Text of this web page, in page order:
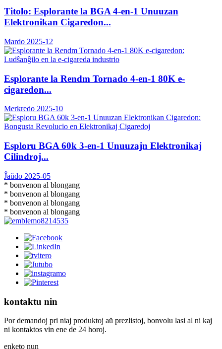
Titolo: Esplorante la BGA 4-en-1 Unuuzan
Elektronikan Cigaredon...
Mardo 2025-12
Esplorante la Rendm Tornado 4-en-1 80K e-
cigaredon...
Merkredo 2025-10
Esploru BGA 60k 3-en-1 Unuuzajn Elektronikaj
Cilindroj...
Ĵaŭdo 2025-05
* bonvenon al blongang
* bonvenon al blongang
* bonvenon al blongang
* bonvenon al blongang
kontaktu nin
Por demandoj pri niaj produktoj aŭ prezlistoj, bonvolu lasi al ni kaj
ni kontaktos vin ene de 24 horoj.
enketo nun